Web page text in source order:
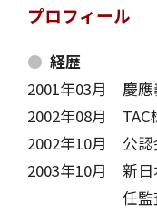
プロフィール
経歴
2001年03月
慶
2002年08月
2002年10月
公
2003年10月
新日
任